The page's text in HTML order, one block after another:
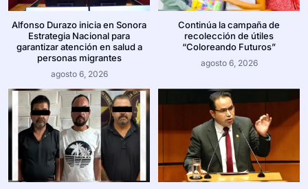
Alfonso Durazo inicia en Sonora
Estrategia Nacional para
garantizar atención en salud a
personas migrantes
agosto 6, 2026
Continúa la campaña de
recolección de útiles
“Coloreando Futuros”
agosto 6, 2026